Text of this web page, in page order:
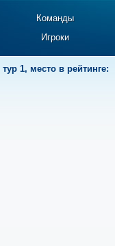
Команды
Игроки
тур 1, место в рейтинге: